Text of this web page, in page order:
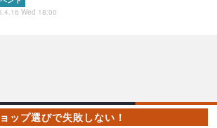
Wed 18:00